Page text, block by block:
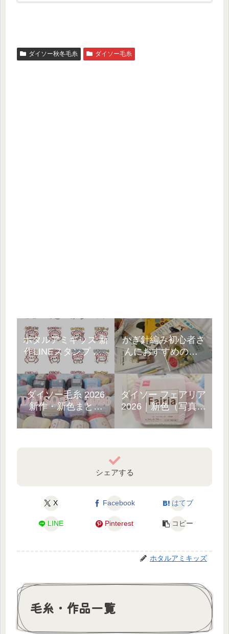
ダイソー秋冬毛糸 ダイソー毛糸
ホタルアミキッズ 新
作LINEスタンプ 第1
弾｜3種類ラインナ
ップ☆
かぎ針編み初心者さ
んにおすすめの本5
選!10年以上の経験者
が厳選
ダイソー毛糸 2026
新作・新色まとめ
「見つけたら即カ
ゴ!」
ダイソー フェアリア
2026｜新色（写真）
と、売ってない…
GETまでの話
シェアする
X Facebook はてブ
LINE Pinterest コピー
ホタルアミキッズ
毛糸・作品一覧